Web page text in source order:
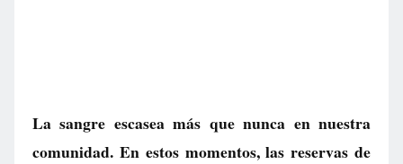
La sangre escasea más que nunca en nuestra
comunidad. En estos momentos, las reservas de